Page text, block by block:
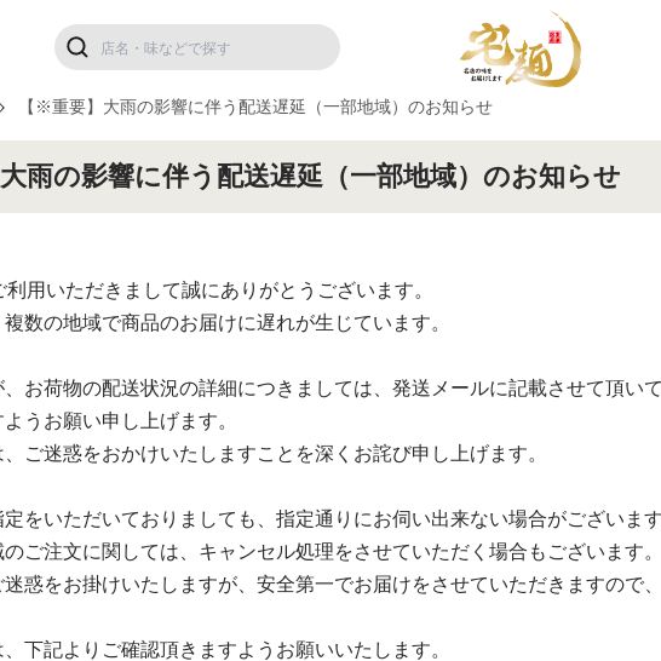
【※重要】大雨の影響に伴う配送遅延（一部地域）のお知らせ
雨の影響に伴う配送遅延（一部地域）のお知らせ
用いただきまして誠にありがとうございます。
数の地域で商品のお届けに遅れが生じています。
お荷物の配送状況の詳細につきましては、発送メールに記載させて頂い
うお願い申し上げます。
ご迷惑をおかけいたしますことを深くお詫び申し上げます。
をいただいておりましても、指定通りにお伺い出来ない場合がございます
ご注文に関しては、キャンセル処理をさせていただく場合もございます。
惑をお掛けいたしますが、安全第一でお届けをさせていただきますので
下記よりご確認頂きますようお願いいたします。